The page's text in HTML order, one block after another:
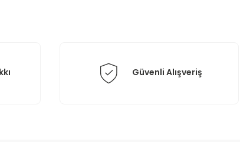
Güvenli Alışveriş